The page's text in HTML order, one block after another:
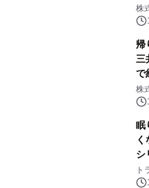
ラ
ボ
株
帰
三
で
メ
株
眠
シ
ト